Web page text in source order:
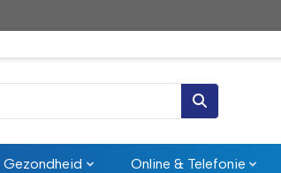
Gezondheid Online & Telefonie